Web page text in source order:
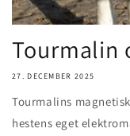
Tourmalin
27. DECEMBER 2025
Tourmalins
hestens eget